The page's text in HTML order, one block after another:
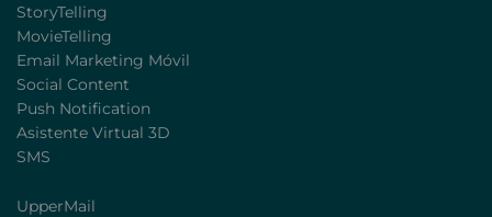
StoryTelling
MovieTelling
Email Marketing Móvil
Social Content
Push Notification
Asistente Virtual 3D
SMS
UpperMail